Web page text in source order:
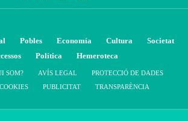
Pobles Economía Cultura
Societat
Política Hemeroteca
SOM? AVÍS LEGAL
PROTECCIÓ DE DADES
PUBLICITAT TRANSPARÈNCIA